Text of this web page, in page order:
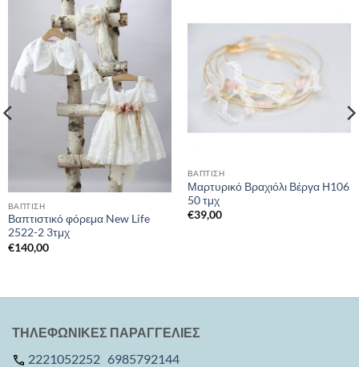
ΒΑΠΤΙΣΗ
Βαπτιστικό φόρεμα New Life
2522-2 3τμχ
€140,00
ΒΑΠΤΙΣΗ
Μαρτυρικό Βραχιόλι Βέργα Η106
50 τμχ
€39,00
ΤΗΛΕΦΩΝΙΚΕΣ ΠΑΡΑΓΓΕΛΙΕΣ
2221052252 6985792144